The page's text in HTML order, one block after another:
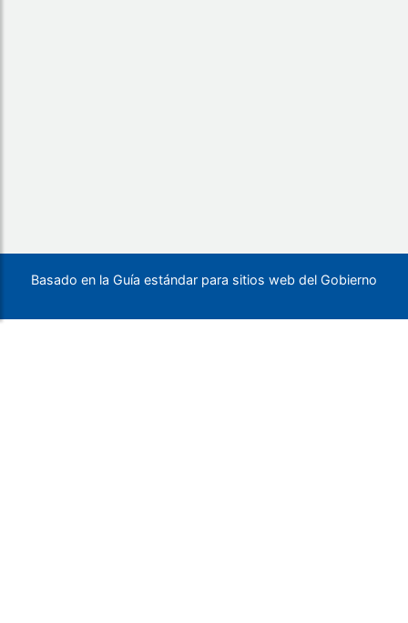
Basado en la Guía estándar para sitios web del Gobierno